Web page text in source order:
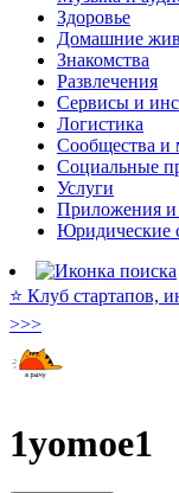
Здоровье
Домашние
Знакомства
Развлечения
Сервисы и
Логистика
Сообщества и
Социальные
Услуги
Приложения и
Юридические
⭐️ Клуб стартапов,
>>>
1yomoe1